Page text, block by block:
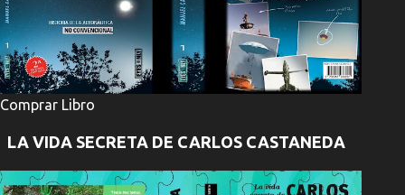
Comprar Libro
LA VIDA SECRETA DE CARLOS CASTANEDA